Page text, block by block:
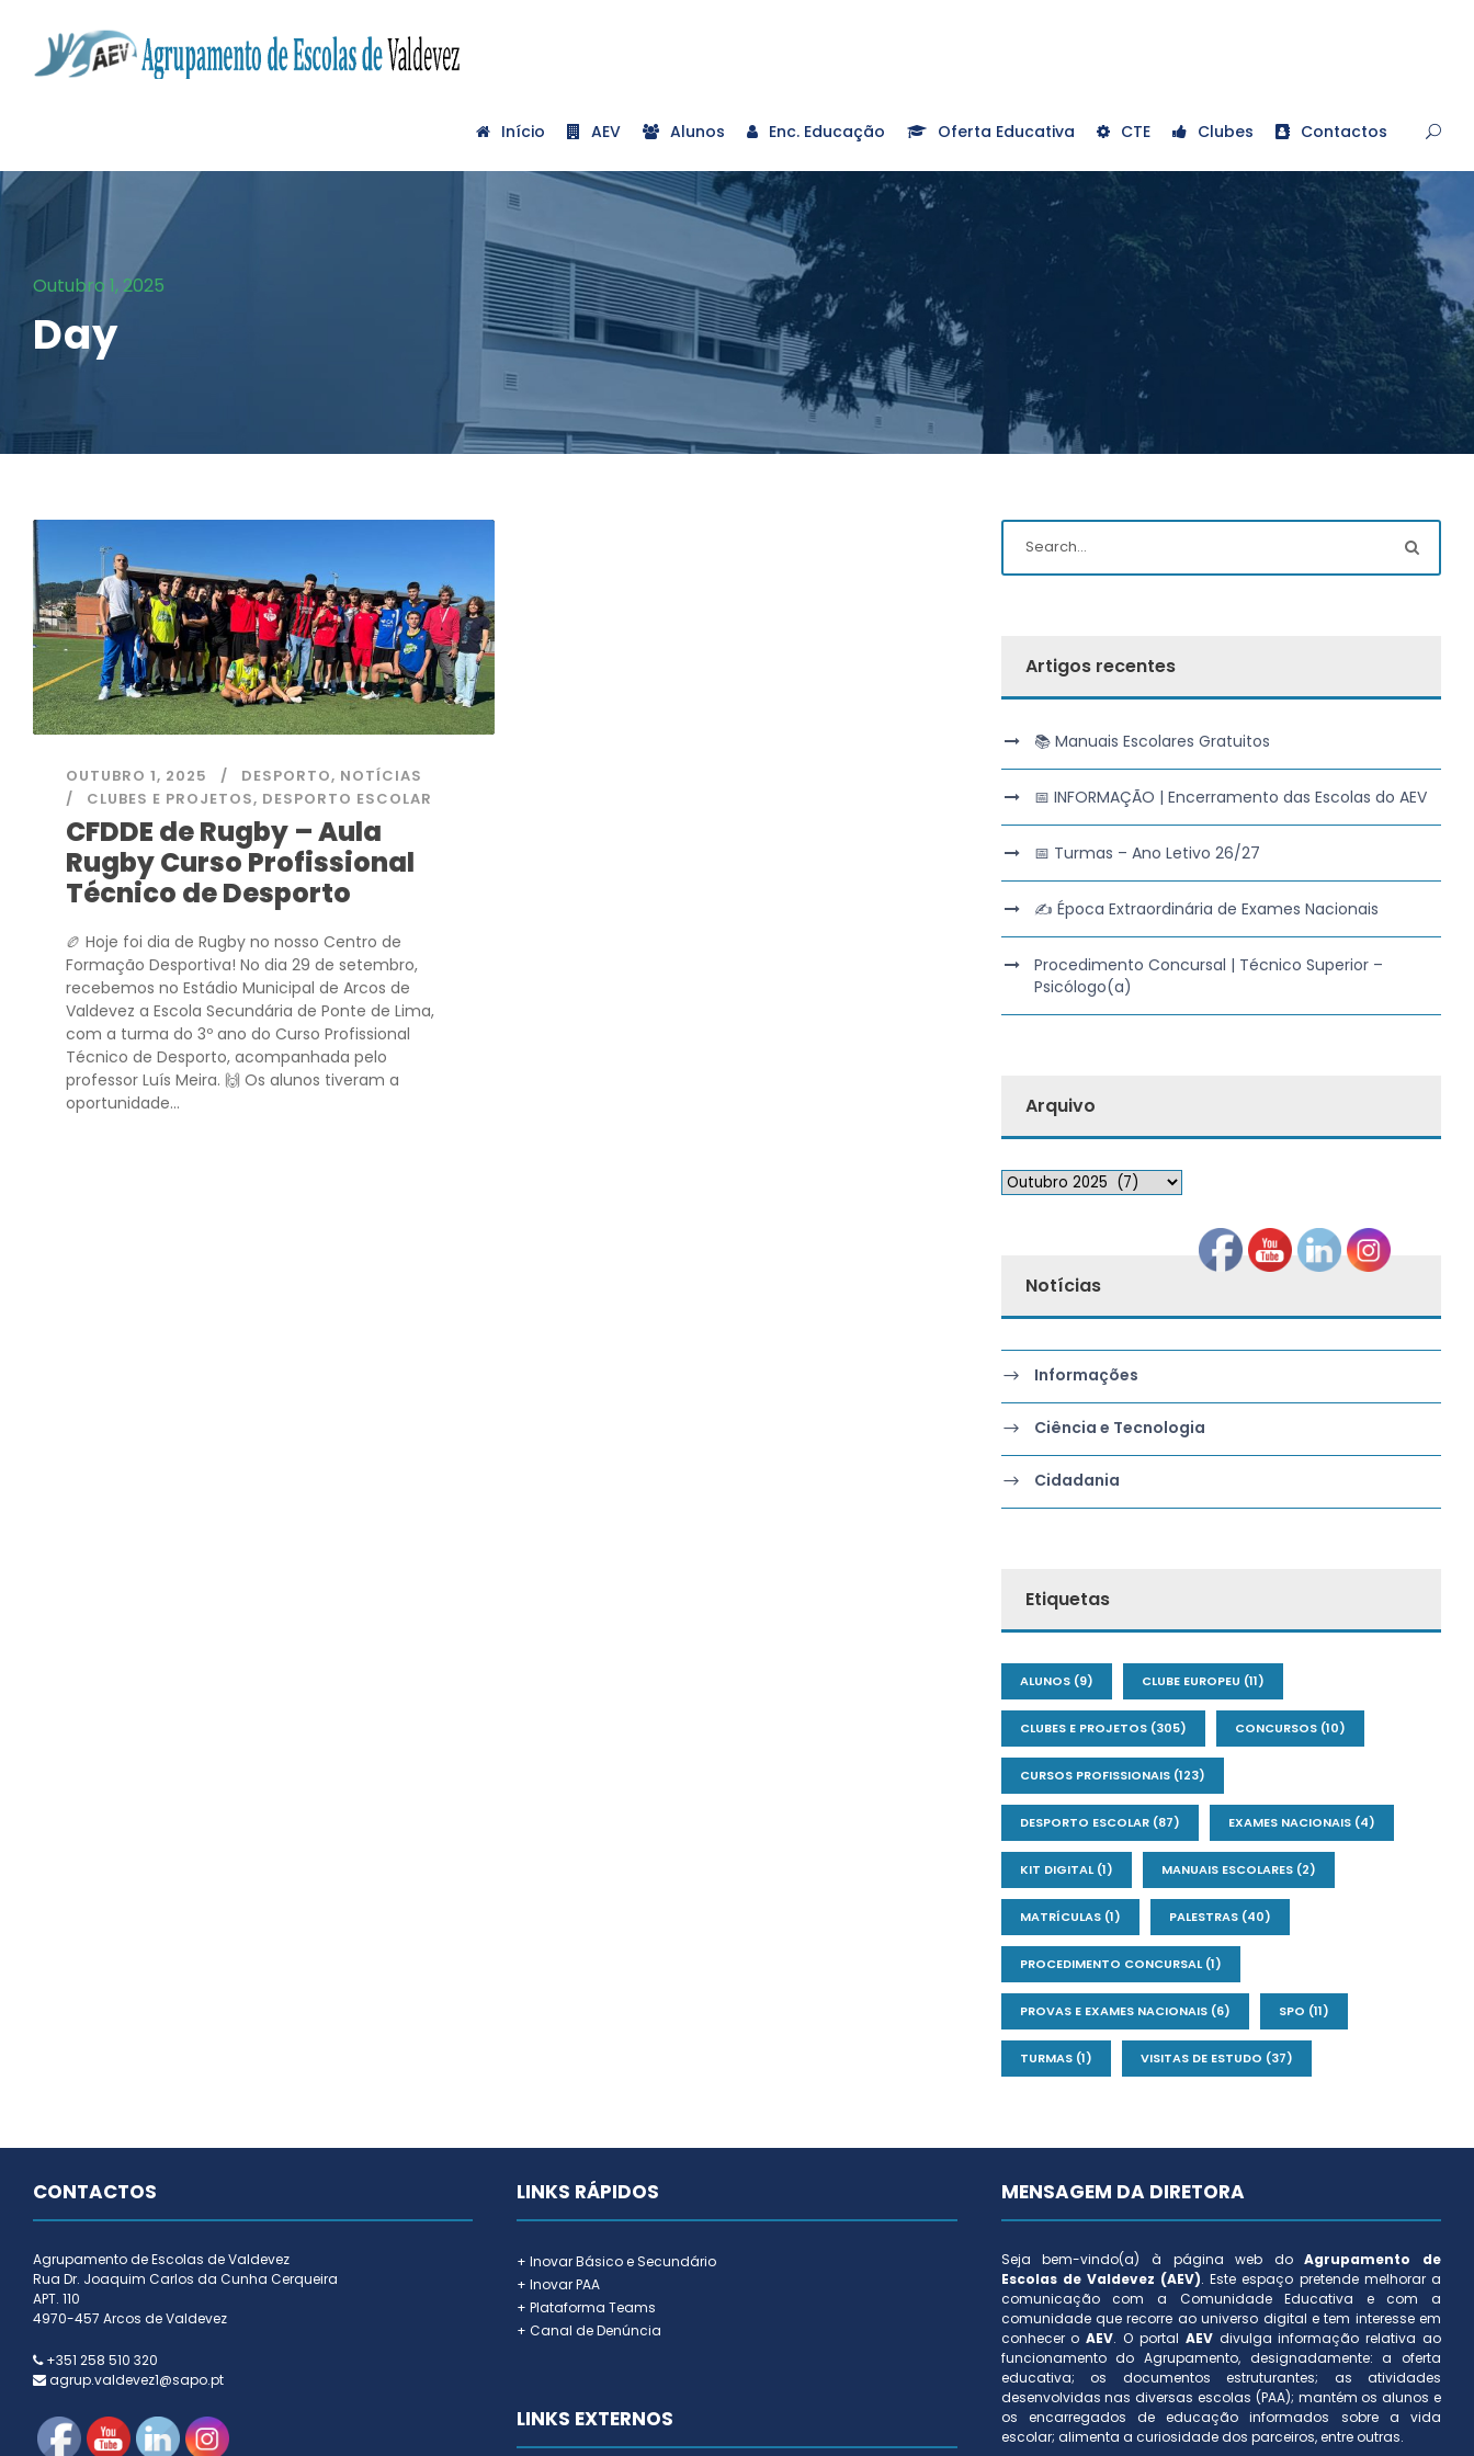
Início AEV Alunos Enc. Educação Oferta Educativa CTE Clubes Contactos
Outubro 1, 2025
Day
OUTUBRO 1, 2025 DESPORTO, NOTÍCIAS
CLUBES E PROJETOS, DESPORTO ESCOLAR
CFDDE de Rugby – Aula
Rugby Curso Profissional
Técnico de Desporto
🏉 Hoje foi dia de Rugby no nosso Centro de
Formação Desportiva! No dia 29 de setembro,
recebemos no Estádio Municipal de Arcos de
Valdevez a Escola Secundária de Ponte de Lima,
com a turma do 3º ano do Curso Profissional
Técnico de Desporto, acompanhada pelo
professor Luís Meira. 🙌 Os alunos tiveram a
oportunidade...
Artigos recentes
📚 Manuais Escolares Gratuitos
📅 INFORMAÇÃO | Encerramento das Escolas do AEV
📅 Turmas – Ano Letivo 26/27
✍️ Época Extraordinária de Exames Nacionais
Procedimento Concursal | Técnico Superior –
Psicólogo(a)
Arquivo
Notícias
Informações
Ciência e Tecnologia
Cidadania
Etiquetas
ALUNOS(9) CLUBE EUROPEU (11)
CLUBES E PROJETOS(305) CONCURSOS(10)
CURSOS PROFISSIONAIS(123)
DESPORTO ESCOLAR(87) EXAMES NACIONAIS(4)
KIT DIGITAL(1) MANUAIS ESCOLARES(2)
MATRÍCULAS(1) PALESTRAS(40)
PROCEDIMENTO CONCURSAL(1)
PROVAS E EXAMES NACIONAIS(6) SPO (11)
TURMAS(1) VISITAS DE ESTUDO (37)
CONTACTOS
Agrupamento de Escolas de Valdevez
Rua Dr. Joaquim Carlos da Cunha Cerqueira
APT. 110
4970-457 Arcos de Valdevez
+351 258 510 320
agrup.valdevez1@sapo.pt
LINKS RÁPIDOS
+ Inovar Básico e Secundário
+ Inovar PAA
+ Plataforma Teams
+ Canal de Denúncia
LINKS EXTERNOS
MENSAGEM DA DIRETORA
Seja bem-vindo(a) à página web doAgrupamento de
Escolas de Valdevez (AEV). Este espaço pretende melhorar a
comunicação com a Comunidade Educativa e com a
comunidade que recorre ao universo digital e tem interesse em
conhecer oAEV. O portal AEVdivulga informação relativa ao
funcionamento do Agrupamento, designadamente: a oferta
educativa; os documentos estruturantes; as atividades
desenvolvidas nas diversas escolas (PAA); mantém os alunos e
os encarregados de educação informados sobre a vida
escolar; alimenta a curiosidade dos parceiros, entre outras.